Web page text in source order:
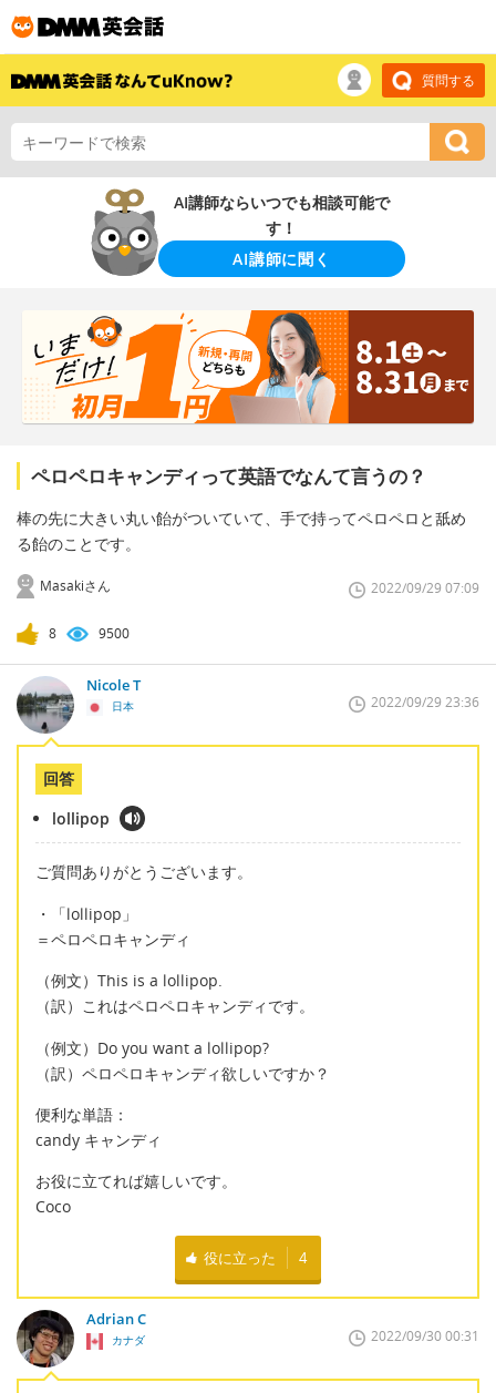
質問する
AI講師ならいつでも相談可能で
す！
AI講師に聞く
ペロペロキャンディって英語でなんて言うの？
棒の先に大きい丸い飴がついていて、手で持ってペロペロと舐め
る飴のことです。
Masakiさん 2022/09/29 07:09
8 9500
Nicole T
日本 2022/09/29 23:36
回答
lollipop
ご質問ありがとうございます。
・「lollipop」
＝ペロペロキャンディ
（例文）This is a lollipop.
（訳）これはペロペロキャンディです。
（例文）Do you want a lollipop?
（訳）ペロペロキャンディ欲しいですか？
便利な単語：
candy キャンディ
お役に立てれば嬉しいです。
Coco
役に立った 4
Adrian C
カナダ 2022/09/30 00:31